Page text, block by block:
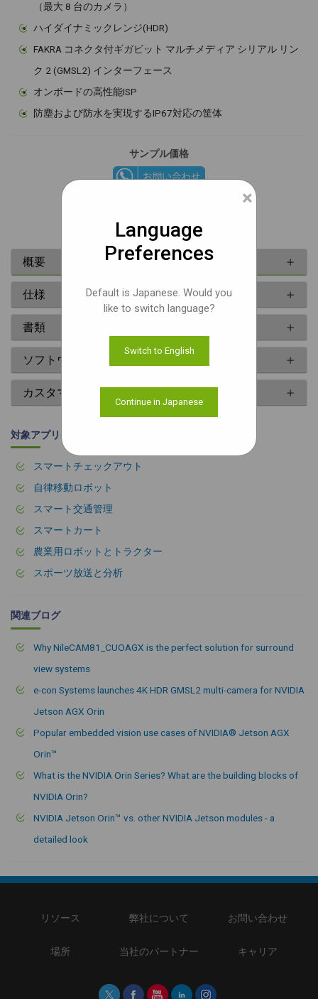
（最大 8 台のカメラ）
ハイダイナミックレンジ(HDR)
FAKRA コネクタ付ギガビット マルチメディア シリアル リン
ク 2 (GMSL2) インターフェース
オンボードの高性能ISP
防塵および防水を実現するIP67対応の筐体
サンプル価格
概要
仕様
書類
ソフトウェア
カスタマイズ
対象アプリケーション
スマートチェックアウト
自律移動ロボット
スマート交通管理
スマートカート
農業用ロボットとトラクター
スポーツ放送と分析
関連ブログ
Why NileCAM81_CUOAGX is the perfect solution for surround
view systems
e-con Systems launches 4K HDR GMSL2 multi-camera for NVIDIA
Jetson AGX Orin
Popular embedded vision use cases of NVIDIA® Jetson AGX
Orin™
What is the NVIDIA Orin Series? What are the building blocks of
NVIDIA Orin?
NVIDIA Jetson Orin™ vs. other NVIDIA Jetson modules - a
detailed look
リソース 弊社について お問い合わせ
場所 当社のパートナー キャリア
×
Language
Preferences
Default is Japanese. Would you
like to switch language?
Switch to English
Continue in Japanese